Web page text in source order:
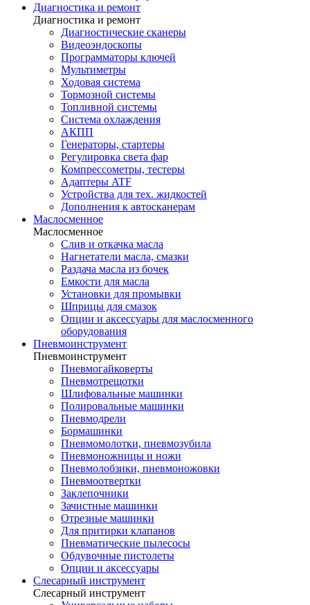
Диагностика и ремонт
Диагностика и ремонт
Диагностические сканеры
Видеоэндоскопы
Программаторы ключей
Мультиметры
Ходовая система
Тормозной системы
Топливной системы
Система охлаждения
АКПП
Генераторы, стартеры
Регулировка света фар
Компрессометры, тестеры
Адаптеры ATF
Устройства для тех. жидкостей
Дополнения к автосканерам
Маслосменное
Маслосменное
Слив и откачка масла
Нагнетатели масла, смазки
Раздача масла из бочек
Емкости для масла
Установки для промывки
Шприцы для смазок
Опции и аксессуары для маслосменного
оборудования
Пневмоинструмент
Пневмоинструмент
Пневмогайковерты
Пневмотрещотки
Шлифовальные машинки
Полировальные машинки
Пневмодрели
Бормашинки
Пневмомолотки, пневмозубила
Пневмоножницы и ножи
Пневмолобзики, пневмоножовки
Пневмоотвертки
Заклепочники
Зачистные машинки
Отрезные машинки
Для притирки клапанов
Пневматические пылесосы
Обдувочные пистолеты
Опции и аксессуары
Слесарный инструмент
Слесарный инструмент